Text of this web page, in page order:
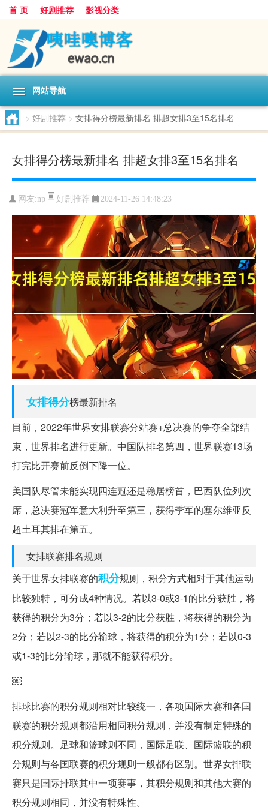
首 页 好剧推荐 影视分类
网站导航
> 好剧推荐 > 女排得分榜最新排名 排超女排3至15名排名
女排得分榜最新排名 排超女排3至15名排名
网友:np 好剧推荐 2024-11-26 14:48:23
女排得分榜最新排名
目前，2022年世界女排联赛分站赛+总决赛的争夺全部结
束，世界排名进行更新。中国队排名第四，世界联赛13场
打完比开赛前反倒下降一位。
美国队尽管未能实现四连冠还是稳居榜首，巴西队位列次
席，总决赛冠军意大利升至第三，获得季军的塞尔维亚反
超土耳其排在第五。
女排联赛排名规则
关于世界女排联赛的积分规则，积分方式相对于其他运动
比较独特，可分成4种情况。若以3-0或3-1的比分获胜，将
获得的积分为3分；若以3-2的比分获胜，将获得的积分为
2分；若以2-3的比分输球，将获得的积分为1分；若以0-3
或1-3的比分输球，那就不能获得积分。
￼
排球比赛的积分规则相对比较统一，各项国际大赛和各国
联赛的积分规则都沿用相同积分规则，并没有制定特殊的
积分规则。足球和篮球则不同，国际足联、国际篮联的积
分规则与各国联赛的积分规则一般都有区别。世界女排联
赛只是国际排联其中一项赛事，其积分规则和其他大赛的
积分规则相同，并没有特殊性。